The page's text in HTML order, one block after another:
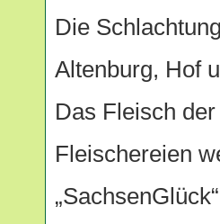
Die
Altenburg, Hof
Das Fleisch
Fleischereien